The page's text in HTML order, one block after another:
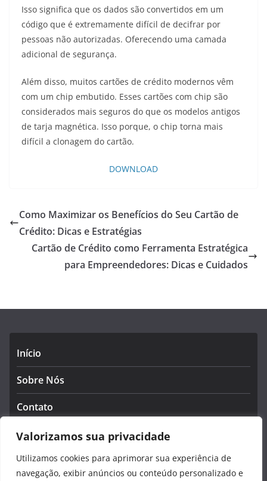
Valorizamos sua privacidade
Utilizamos cookies para aprimorar sua experiência de
navegação, exibir anúncios ou conteúdo personalizado e
Isso significa que os dados são convertidos em um
código que é extremamente difícil de decifrar por
pessoas não autorizadas. Oferecendo uma camada
adicional de segurança.
Além disso, muitos cartões de crédito modernos vêm
com um chip embutido. Esses cartões com chip são
considerados mais seguros do que os modelos antigos
de tarja magnética. Isso porque, o chip torna mais
difícil a clonagem do cartão.
DOWNLOAD
Como Maximizar os Benefícios do Seu Cartão de
Crédito: Dicas e Estratégias
Cartão de Crédito como Ferramenta Estratégica
para Empreendedores: Dicas e Cuidados
Início
Sobre Nós
Contato
Política de Privacidade
Termos e Condições